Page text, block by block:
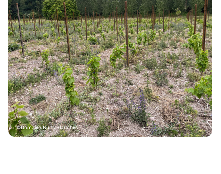
Domaine Nuits Blanches